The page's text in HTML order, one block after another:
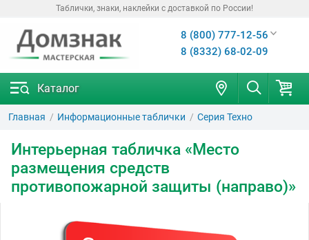
Таблички, знаки, наклейки с доставкой по России!
8 (800) 777-12-56
8 (8332) 68-02-09
Каталог
Главная Информационные таблички Серия Техно
Интерьерная табличка «Место
размещения средств
противопожарной защиты (направо)»